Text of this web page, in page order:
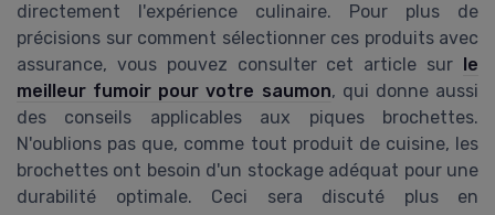
directement l'expérience culinaire. Pour plus de
précisions sur comment sélectionner ces produits avec
assurance, vous pouvez consulter cet article sur le
meilleur fumoir pour votre saumon, qui donne aussi
des conseils applicables aux piques brochettes.
N'oublions pas que, comme tout produit de cuisine, les
brochettes ont besoin d'un stockage adéquat pour une
durabilité optimale. Ceci sera discuté plus en